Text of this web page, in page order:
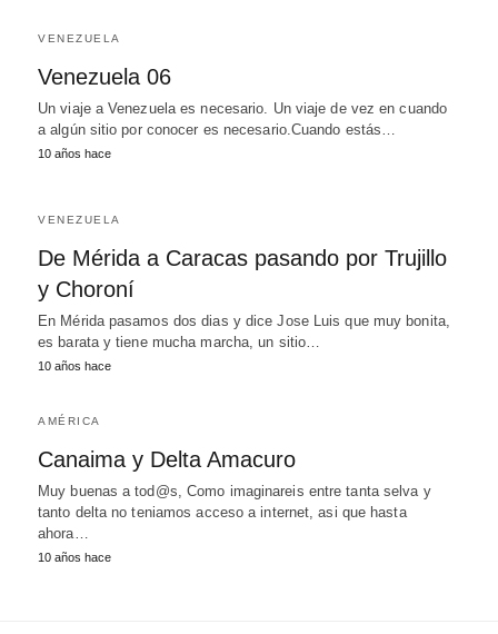
VENEZUELA
Venezuela 06
Un viaje a Venezuela es necesario. Un viaje de vez en cuando
a algún sitio por conocer es necesario.Cuando estás…
10 años hace
VENEZUELA
De Mérida a Caracas pasando por Trujillo
y Choroní
En Mérida pasamos dos dias y dice Jose Luis que muy bonita,
es barata y tiene mucha marcha, un sitio…
10 años hace
AMÉRICA
Canaima y Delta Amacuro
Muy buenas a tod@s, Como imaginareis entre tanta selva y
tanto delta no teniamos acceso a internet, asi que hasta
ahora…
10 años hace